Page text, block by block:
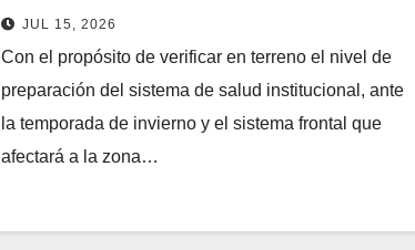
institucionales para la temporada
invernal
JUL 15, 2026
Con el propósito de verificar en terreno el nivel de
preparación del sistema de salud institucional, ante
la temporada de invierno y el sistema frontal que
afectará a la zona…